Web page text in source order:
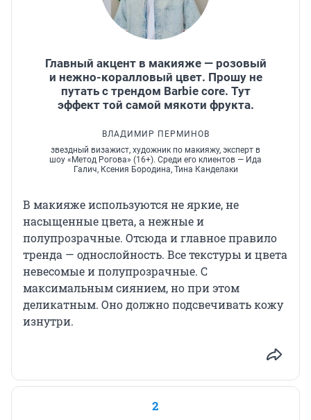
Главный акцент в макияже — розовый
и нежно-коралловый цвет. Прошу не
путать с трендом Barbie core. Тут
эффект той самой мякоти фрукта.
ВЛАДИМИР ПЕРМИНОВ
звездный визажист, художник по макияжу, эксперт в
шоу «Метод Рогова» (16+). Среди его клиентов — Ида
Галич, Ксения Бородина, Тина Канделаки
В макияже используются не яркие, не
насыщенные цвета, а нежные и
полупрозрачные. Отсюда и главное правило
тренда — однослойность. Все текстуры и цвета
невесомые и полупрозрачные. С
максимальным сиянием, но при этом
деликатным. Оно должно подсвечивать кожу
изнутри.
2